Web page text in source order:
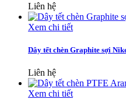
Liên hệ
Xem chi tiết
Dây tết chèn Graphite sợi
Liên hệ
Xem chi tiết